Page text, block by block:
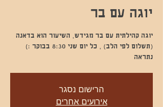
יוגה עם בר
יוגה קהילתית עם בר מגידש, השיעור הוא בדאנה
(תשלום לפי הלב) , כל יום שני 8:30 בבוקר :)
נתראה
הרישום נסגר
אירועים אחרים